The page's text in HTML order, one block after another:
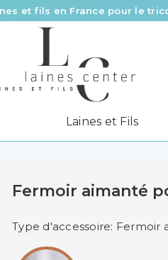
et fils en France pour le
à tous les prix pour toutes
offerte à partir de 58 €
Laines et Fils
Fermoir aimanté
Type d'accessoire: Fermoir